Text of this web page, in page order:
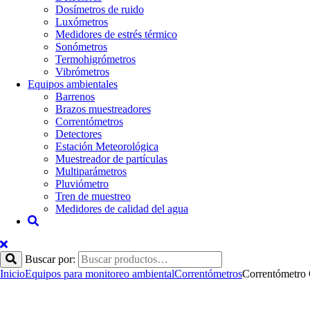
Dosímetros de ruido
Luxómetros
Medidores de estrés térmico
Sonómetros
Termohigrómetros
Vibrómetros
Equipos ambientales
Barrenos
Brazos muestreadores
Correntómetros
Detectores
Estación Meteorológica
Muestreador de partículas
Multiparámetros
Pluviómetro
Tren de muestreo
Medidores de calidad del agua
Buscar por:
InicioEquipos para monitoreo ambientalCorrentómetrosCorrentómetro